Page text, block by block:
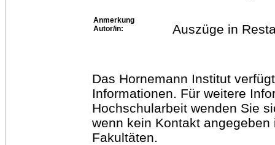
Anmerkung
Autor/in:
Auszüge in
Das Hornemann Institut
Informationen. Für weitere
Hochschularbeit wenden Sie
wenn kein Kontakt
Fakultäten.